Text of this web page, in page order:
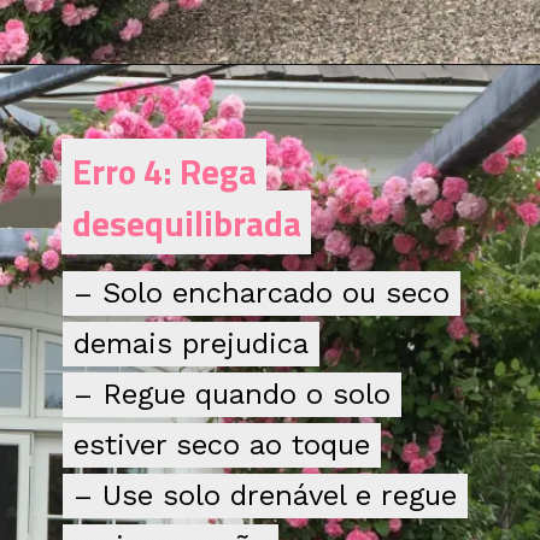
Opening https://bepage.com.br/voce-tambem-comete-esses-erros-com-sua-rosa-trepadeira/
Erro 4: Rega
desequilibrada
Erro 4: Rega
desequilibrada
– Solo encharcado ou seco
demais prejudica
– Regue quando o solo
estiver seco ao toque
– Use solo drenável e regue
– Solo encharcado ou seco
demais prejudica
– Regue quando o solo
estiver seco ao toque
– Use solo drenável e regue